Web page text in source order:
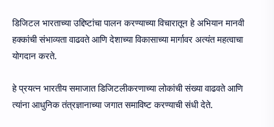
डिजिटल भारताच्या उद्दिष्टांचा पालन करण्याच्या विचारातून हे अभियान मानवी
हक्कांची संभाव्यता वाढवते आणि देशाच्या विकासाच्या मार्गावर अत्यंत महत्वाचा
योगदान करते.
हे प्रयत्न भारतीय समाजात डिजिटलीकरणाच्या लोकांची संख्या वाढवते आणि
त्यांना आधुनिक तंत्रज्ञानाच्या जगात समाविष्ट करण्याची संधी देते.